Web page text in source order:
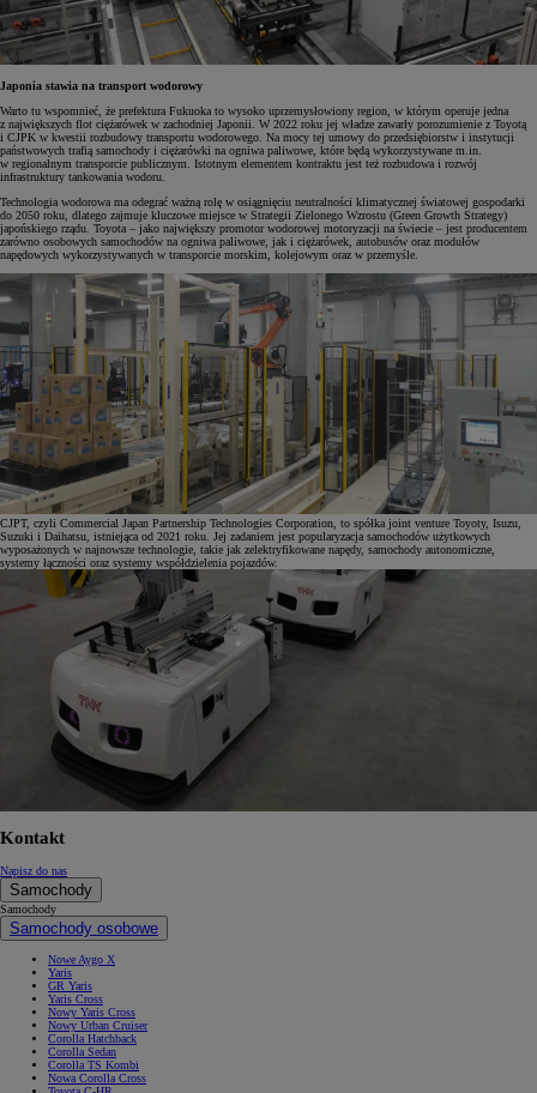
Japonia stawia na transport wodorowy
Warto tu wspomnieć, że prefektura Fukuoka to wysoko uprzemysłowiony region, w którym operuje jedna
z największych flot ciężarówek w zachodniej Japonii. W 2022 roku jej władze zawarły porozumienie z Toyotą
i CJPK w kwestii rozbudowy transportu wodorowego. Na mocy tej umowy do przedsiębiorstw i instytucji
państwowych trafią samochody i ciężarówki na ogniwa paliwowe, które będą wykorzystywane m.in.
w regionalnym transporcie publicznym. Istotnym elementem kontraktu jest też rozbudowa i rozwój
infrastruktury tankowania wodoru.
Technologia wodorowa ma odegrać ważną rolę w osiągnięciu neutralności klimatycznej światowej gospodarki
do 2050 roku, dlatego zajmuje kluczowe miejsce w Strategii Zielonego Wzrostu (Green Growth Strategy)
japońskiego rządu. Toyota – jako największy promotor wodorowej motoryzacji na świecie – jest producentem
zarówno osobowych samochodów na ogniwa paliwowe, jak i ciężarówek, autobusów oraz modułów
napędowych wykorzystywanych w transporcie morskim, kolejowym oraz w przemyśle.
CJPT, czyli Commercial Japan Partnership Technologies Corporation, to spółka joint venture Toyoty, Isuzu,
Suzuki i Daihatsu, istniejąca od 2021 roku. Jej zadaniem jest popularyzacja samochodów użytkowych
wyposażonych w najnowsze technologie, takie jak zelektryfikowane napędy, samochody autonomiczne,
systemy łączności oraz systemy współdzielenia pojazdów.
Kontakt
Napisz do nas
Samochody
Samochody
Samochody osobowe
Nowe Aygo X
Yaris
GR Yaris
Yaris Cross
Nowy Yaris Cross
Nowy Urban Cruiser
Corolla Hatchback
Corolla Sedan
Corolla TS Kombi
Nowa Corolla Cross